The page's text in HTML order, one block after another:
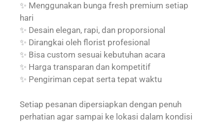
✨ Menggunakan bunga fresh premium setiap
hari
✨ Desain elegan, rapi, dan proporsional
✨ Dirangkai oleh florist profesional
✨ Bisa custom sesuai kebutuhan acara
✨ Harga transparan dan kompetitif
✨ Pengiriman cepat serta tepat waktu
Setiap pesanan dipersiapkan dengan penuh
perhatian agar sampai ke lokasi dalam kondisi